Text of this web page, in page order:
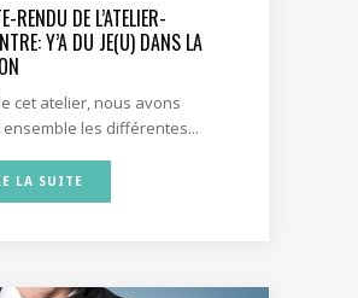
RENDU DE L’ATELIER-
Y’A DU JE(U) DANS LA
cet atelier, nous avons
les différentes...
LA SUITE